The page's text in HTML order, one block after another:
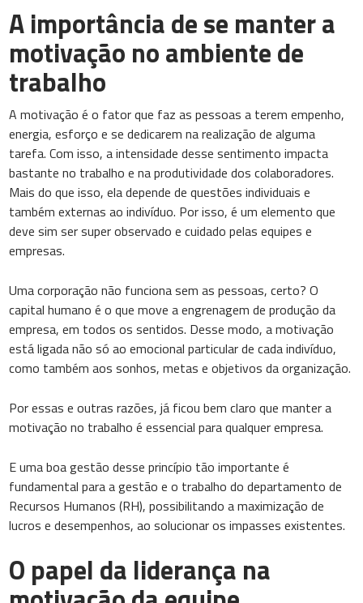
A importância de se manter a
motivação no ambiente de
trabalho
A motivação é o fator que faz as pessoas a terem empenho,
energia, esforço e se dedicarem na realização de alguma
tarefa. Com isso, a intensidade desse sentimento impacta
bastante no trabalho e na produtividade dos colaboradores.
Mais do que isso, ela depende de questões individuais e
também externas ao indivíduo. Por isso, é um elemento que
deve sim ser super observado e cuidado pelas equipes e
empresas.
Uma corporação não funciona sem as pessoas, certo? O
capital humano é o que move a engrenagem de produção da
empresa, em todos os sentidos. Desse modo, a motivação
está ligada não só ao emocional particular de cada indivíduo,
como também aos sonhos, metas e objetivos da organização.
Por essas e outras razões, já ficou bem claro que manter a
motivação no trabalho é essencial para qualquer empresa.
E uma boa gestão desse princípio tão importante é
fundamental para a gestão e o trabalho do departamento de
Recursos Humanos (RH), possibilitando a maximização de
lucros e desempenhos, ao solucionar os impasses existentes.
O papel da liderança na